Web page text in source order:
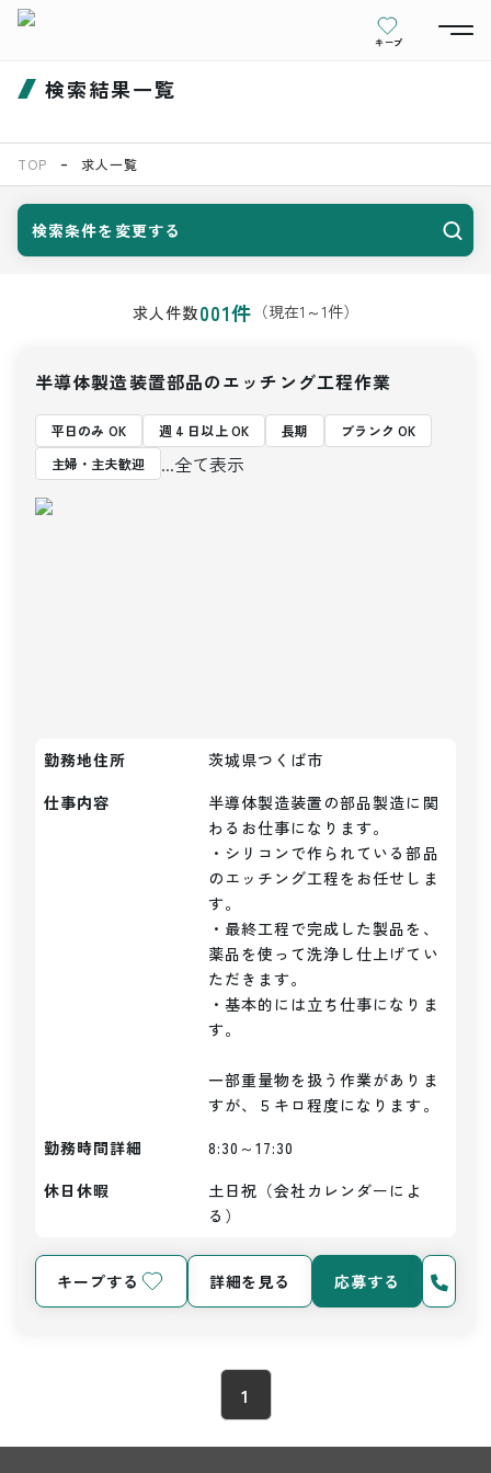
キープ
検索結果一覧
TOP 求人一覧
検索条件を変更する
求人件数001件 （現在1 ～1件）
半導体製造装置部品のエッチング工程作業
平日のみ OK 週 4 日以上 OK 長期
ブランク OK
主婦・主夫歓迎
...全て表示
勤務地住所
茨城県つくば市
仕事内容
半導体製造装置の部品製造に関
わるお仕事になります。
・シリコンで作られている部品
のエッチング工程をお任せしま
す。
・最終工程で完成した製品を、
薬品を使って洗浄し仕上げてい
ただきます。
・基本的には立ち仕事になりま
す。
一部重量物を扱う作業がありま
すが、５キロ程度になります。
勤務時間詳細
8:30～17:30
休日休暇
土日祝（会社カレンダーによ
る）
キープする 詳細を見る 応募する
1